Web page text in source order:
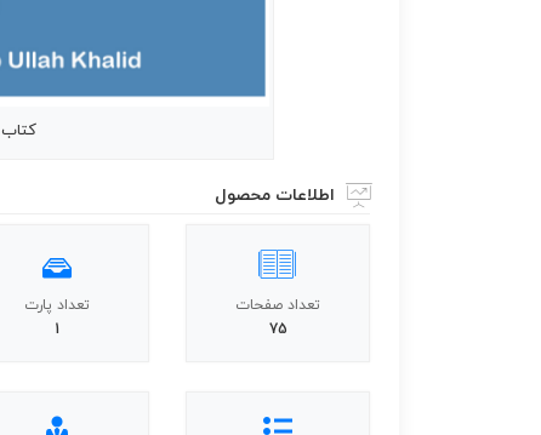
کتاب Intermediate Python
اطلاعات محصول
تعداد صفحات
75
تعداد پارت
1